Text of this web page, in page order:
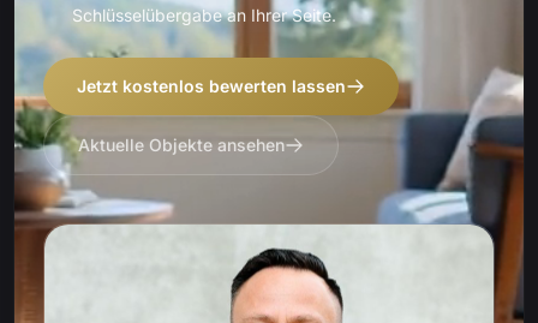
Schlüsselübergabe an Ihrer Seite.
Jetzt kostenlos bewerten lassen
Aktuelle Objekte ansehen